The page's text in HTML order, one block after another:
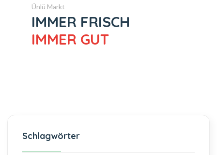
Ünlü Markt
IMMER FRISCH
IMMER GUT
Schlagwörter